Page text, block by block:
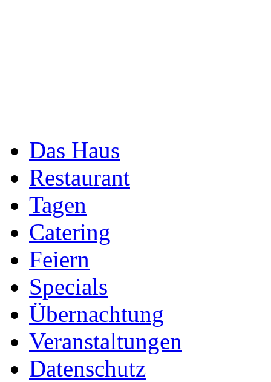
Das Haus
Restaurant
Tagen
Catering
Feiern
Specials
Übernachtung
Veranstaltungen
Datenschutz